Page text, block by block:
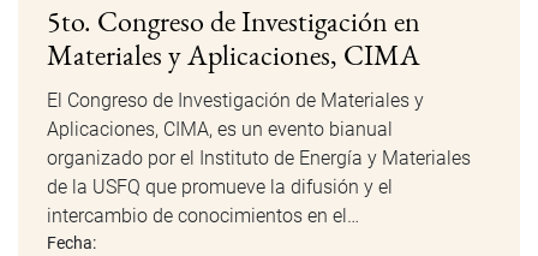
5to. Congreso de Investigación en
Materiales y Aplicaciones, CIMA
El Congreso de Investigación de Materiales y
Aplicaciones, CIMA, es un evento bianual
organizado por el Instituto de Energía y Materiales
de la USFQ que promueve la difusión y el
intercambio de conocimientos en el…
Fecha: